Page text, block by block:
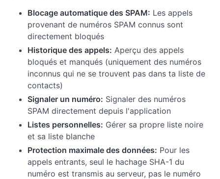
Blocage automatique des SPAM: Les appels
provenant de numéros SPAM connus sont
directement bloqués
Historique des appels: Aperçu des appels
bloqués et manqués (uniquement des numéros
inconnus qui ne se trouvent pas dans ta liste de
contacts)
Signaler un numéro: Signaler des numéros
SPAM directement depuis l'application
Listes personnelles: Gérer sa propre liste noire
et sa liste blanche
Protection maximale des données: Pour les
appels entrants, seul le hachage SHA-1 du
numéro est transmis au serveur, pas le numéro